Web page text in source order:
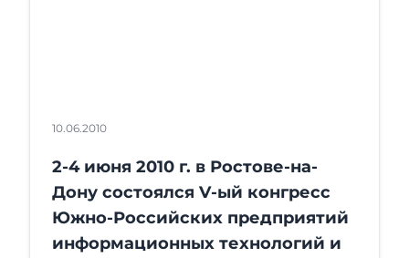
10.06.2010
2-4 июня 2010 г. в Ростове-на-
Дону состоялся V-ый конгресс
Южно-Российских предприятий
информационных технологий и